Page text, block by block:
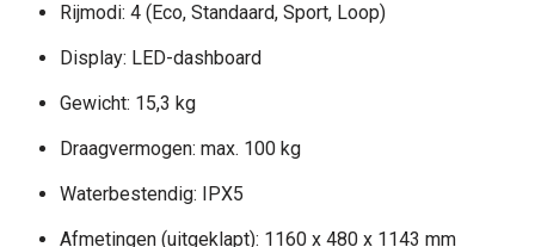
Rijmodi: 4 (Eco, Standaard, Sport, Loop)
Display: LED-dashboard
Gewicht: 15,3 kg
Draagvermogen: max. 100 kg
Waterbestendig: IPX5
Afmetingen (uitgeklapt): 1160 x 480 x 1143 mm